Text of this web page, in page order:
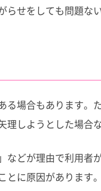
らせをしても問題な
る場合もあります
しようとした場合
などが理由で利用者
に原因があります。